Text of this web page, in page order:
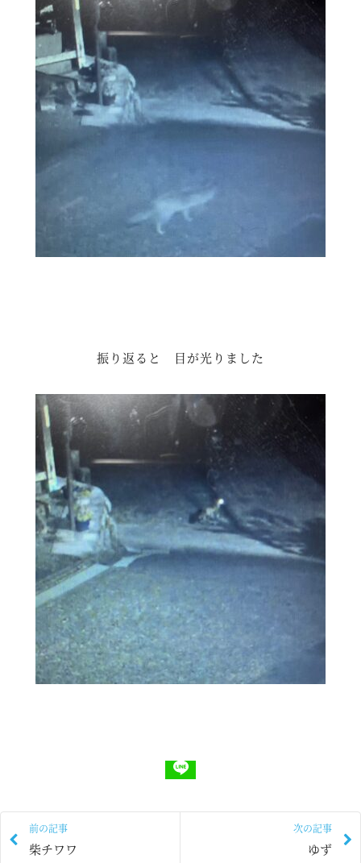
振り返ると 目が光りました
前の記事
柴チワワ
次の記事
ゆず